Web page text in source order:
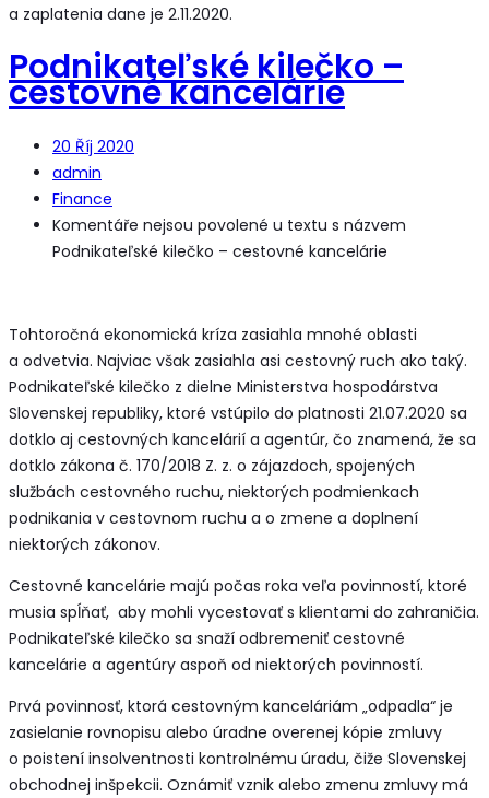
a zaplatenia dane je 2.11.2020.
Podnikateľské kilečko –
cestovné kancelárie
20 Říj 2020
admin
Finance
Komentáře nejsou povolené u textu s názvem
Podnikateľské kilečko – cestovné kancelárie
Tohtoročná ekonomická kríza zasiahla mnohé oblasti
a odvetvia. Najviac však zasiahla asi cestovný ruch ako taký.
Podnikateľské kilečko z dielne Ministerstva hospodárstva
Slovenskej republiky, ktoré vstúpilo do platnosti 21.07.2020 sa
dotklo aj cestovných kancelárií a agentúr, čo znamená, že sa
dotklo zákona č. 170/2018 Z. z. o zájazdoch, spojených
službách cestovného ruchu, niektorých podmienkach
podnikania v cestovnom ruchu a o zmene a doplnení
niektorých zákonov.
Cestovné kancelárie majú počas roka veľa povinností, ktoré
musia spĺňať, aby mohli vycestovať s klientami do zahraničia.
Podnikateľské kilečko sa snaží odbremeniť cestovné
kancelárie a agentúry aspoň od niektorých povinností.
Prvá povinnosť, ktorá cestovným kanceláriám „odpadla“ je
zasielanie rovnopisu alebo úradne overenej kópie zmluvy
o poistení insolventnosti kontrolnému úradu, čiže Slovenskej
obchodnej inšpekcii. Oznámiť vznik alebo zmenu zmluvy má